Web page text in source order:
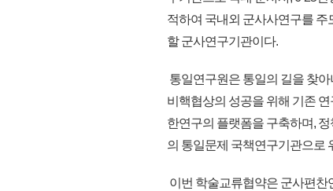
적하여 국내외 군사사연구를 주
할 군사연구기관이다.
통일연구원은 통일의 길을 찾
비핵협상의 성공을 위해 기존
한연구의 플랫폼을 구축하며,
의 통일문제 국책연구기관으로
이번 학술교류협약은 군사편찬